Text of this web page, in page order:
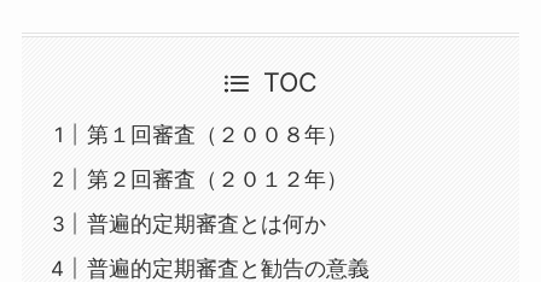
TOC
第１回審査（２００８年）
第２回審査（２０１２年）
普遍的定期審査とは何か
普遍的定期審査と勧告の意義